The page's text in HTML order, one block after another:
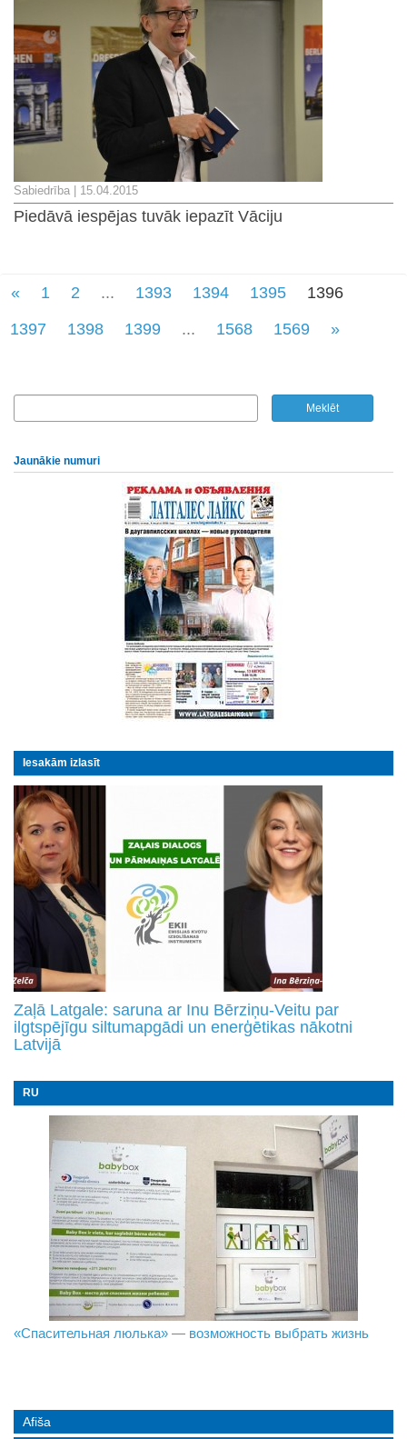
Sabiedrība | 15.04.2015
Piedāvā iespējas tuvāk iepazīt Vāciju
« 1 2 ... 1393 1394 1395
1396
1397
1398 1399 ... 1568 1569 »
Jaunākie numuri
Iesakām izlasīt
Zaļā Latgale: saruna ar Inu Bērziņu-Veitu par
ilgtspējīgu siltumapgādi un enerģētikas nākotni
Latvijā
RU
В Даугавпилсе определили сильнейших в пляжном
«Спасительная люлька» — возможность выбрать жизнь
Новое поколение пограничников: Даугавпилсское
Afiša